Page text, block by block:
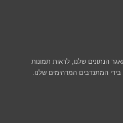
הנתונים שלנו, לראות תמונות
המתנדבים המדהימים שלנו.